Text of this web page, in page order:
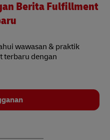
Berita Fulfillment
wawasan & praktik
terbaru dengan